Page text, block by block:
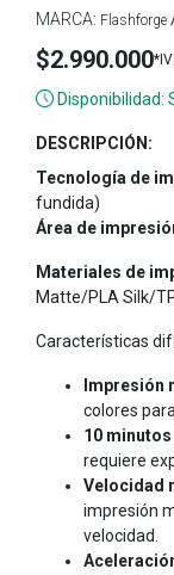
MARCA: Flashforge
$2.990.000
Disponibilidad:
DESCRIPCIÓN:
Tecnología de
fundida)
Área de
Materiales de
Matte/PLA Silk/
Características
Impresión
colores
10
requiere
Velocidad
impresión
velocidad.